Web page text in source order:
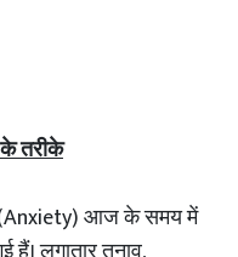
तरीके
(Anxiety) आज के समय में